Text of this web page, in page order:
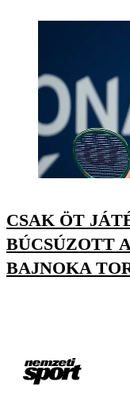
CSAK ÖT
BÚCSÚZOTT
BAJNOKA